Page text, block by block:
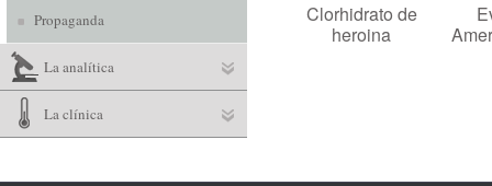
Propaganda
La analítica
La clínica
Clorhidrato de
heroina